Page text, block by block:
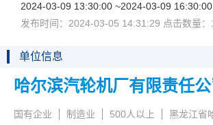
2024-03-0913:30:00~2024-03-0916:30:00
发布时间：2024-03-0514:31:29点击数量：
单位信息
哈尔滨汽轮机厂有限责任公
国有企业 制造业 500人以上 黑龙江省